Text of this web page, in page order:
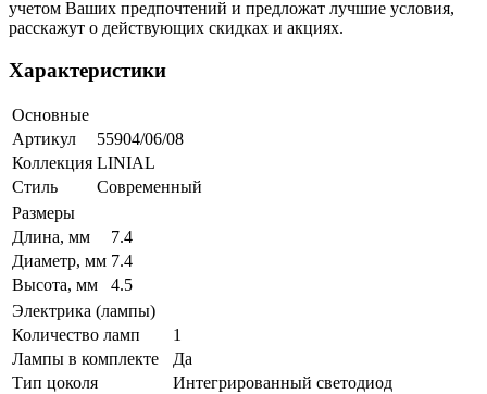
учетом Ваших предпочтений и предложат лучшие условия,
расскажут о действующих скидках и акциях.
Характеристики
Основные
Артикул
55904/06/08
Коллекция LINIAL
Стиль
Современный
Размеры
Длина, мм
7.4
Диаметр, мм 7.4
Высота, мм
4.5
Электрика (лампы)
Количество ламп
1
Лампы в комплекте
Да
Тип цоколя
Интегрированный светодиод